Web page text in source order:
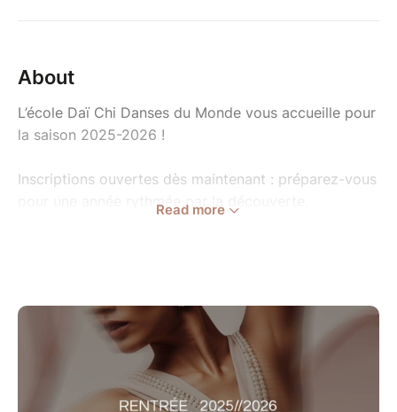
About
L’école Daï Chi Danses du Monde vous accueille pour
la saison 2025-2026 !
Inscriptions ouvertes dès maintenant : préparez-vous
pour une année rythmée par la découverte,
Cours découverte à l’unité : 2 €
- Valable pour 1 cours au choix pendant les portes
Read more